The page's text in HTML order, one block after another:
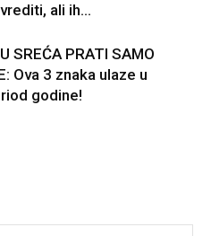
ali ih...
SREĆA PRATI SAMO
Ova 3 znaka ulaze u
godine!